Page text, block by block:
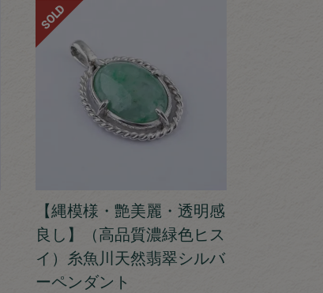
【縄模様・艶美麗・透明感
良し】（高品質濃緑色ヒス
イ）糸魚川天然翡翠シルバ
ーペンダント
SOLD